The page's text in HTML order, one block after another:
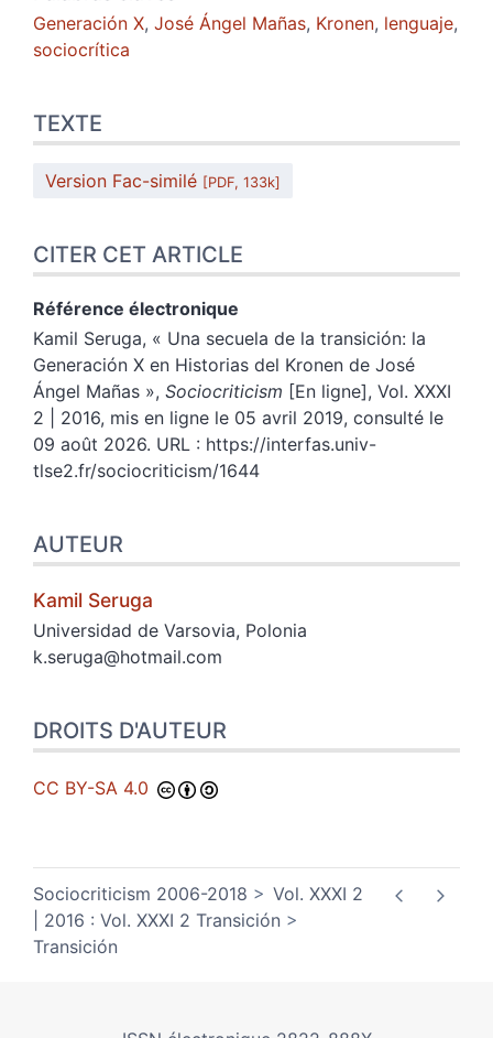
Generación X, José Ángel Mañas, Kronen, lenguaje,
sociocrítica
TEXTE
Version Fac-similé [PDF, 133k]
CITER CET ARTICLE
Référence électronique
Kamil Seruga, « Una secuela de la transición: la
Generación X en Historias del Kronen de José
Ángel Mañas », Sociocriticism [En ligne], Vol. XXXI
2 | 2016, mis en ligne le 05 avril 2019, consulté le
09 août 2026. URL : https://interfas.univ-
tlse2.fr/sociocriticism/1644
AUTEUR
Kamil Seruga
Universidad de Varsovia, Polonia
k.seruga@hotmail.com
DROITS D'AUTEUR
CC BY-SA 4.0
Sociocriticism 2006-2018
Vol. XXXI 2
| 2016 : Vol. XXXI 2 Transición
Transición